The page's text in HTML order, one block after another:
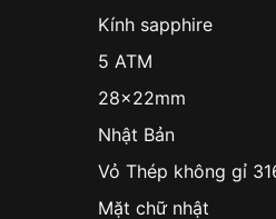
Kính sapphire
5 ATM
28x22mm
Nhật Bản
Vỏ Thép không gỉ
Mặt chữ nhật